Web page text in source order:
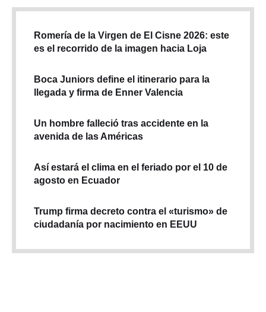
Romería de la Virgen de El Cisne 2026: este
es el recorrido de la imagen hacia Loja
Boca Juniors define el itinerario para la
llegada y firma de Enner Valencia
Un hombre falleció tras accidente en la
avenida de las Américas
Así estará el clima en el feriado por el 10 de
agosto en Ecuador
Trump firma decreto contra el «turismo» de
ciudadanía por nacimiento en EEUU